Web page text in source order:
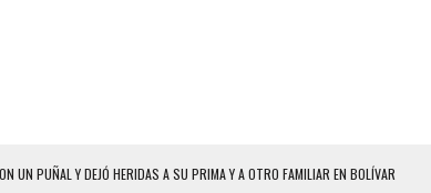
UN PUÑAL Y DEJÓ HERIDAS A SU PRIMA Y A OTRO FAMILIAR EN BOLÍVAR